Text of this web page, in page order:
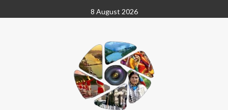
to
8 August 2026